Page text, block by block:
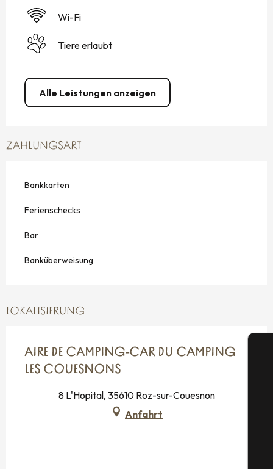
Wi-Fi
Tiere erlaubt
Alle Leistungen anzeigen
ZAHLUNGSART
Bankkarten
Ferienschecks
Bar
Banküberweisung
LOKALISIERUNG
AIRE DE CAMPING-CAR DU CAMPING
LES COUESNONS
8 L'Hopital, 35610 Roz-sur-Couesnon
Anfahrt